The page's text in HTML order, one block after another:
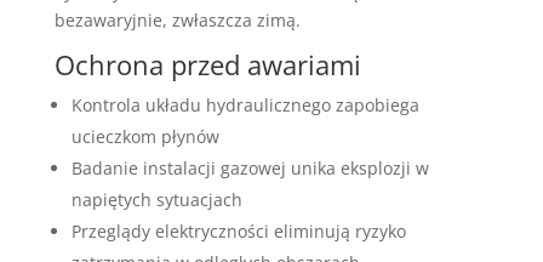
bezawaryjnie, zwłaszcza zimą.
Ochrona przed awariami
Kontrola układu hydraulicznego zapobiega
ucieczkom płynów
Badanie instalacji gazowej unika eksplozji w
napiętych sytuacjach
Przeglądy elektryczności eliminują ryzyko